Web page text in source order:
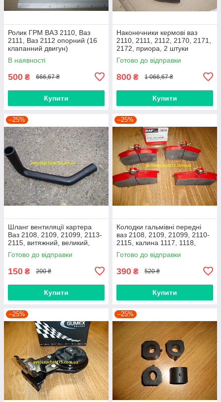
Ролик ГРМ ВАЗ 2110, Ваз
2111, Ваз 2112 опорний (16
клапанний двигун)
В наявності
500 ₴ 666,67 ₴
Купити
Наконечники кермові ваз
2110, 2111, 2112, 2170, 2171,
2172, приора, 2 штуки
(виробник Finwhale,
Німеччина)
Готово до відправки
800 ₴ 1 066,67 ₴
Купити
–25%
Шланг вентиляції картера
Ваз 2108, 2109, 21099, 2113-
2115, витяжний, великий,
нижній
Готово до відправки
150 ₴ 200 ₴
Купити
–25%
Колодки гальмівні передні
ваз 2108, 2109, 21099, 2110-
2115, калина 1117, 1118,
1119, приора 2170 (Raf,
Латвія)
Готово до відправки
390 ₴ 520 ₴
Купити
–25% –25%